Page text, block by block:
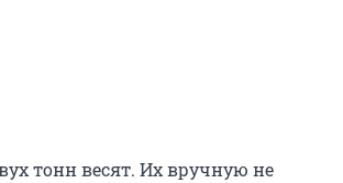
тонн весят. Их вручную не